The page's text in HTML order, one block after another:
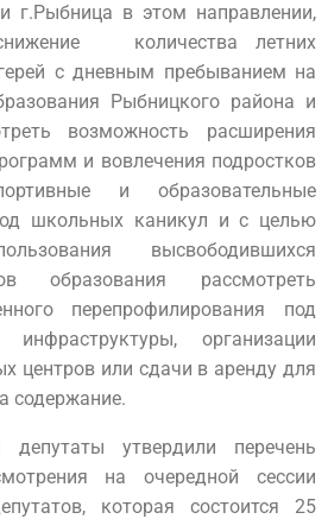
г.Рыбница в этом направлении,
количества летних
с дневным пребыванием на
Рыбницкого района и
возможность расширения
и вовлечения подростков
и образовательные
школьных каникул и с целью
высвободившихся
образования рассмотреть
перепрофилирования под
организации
центров или сдачи в аренду для
содержание.
утвердили перечень
на очередной сессии
которая состоится 25